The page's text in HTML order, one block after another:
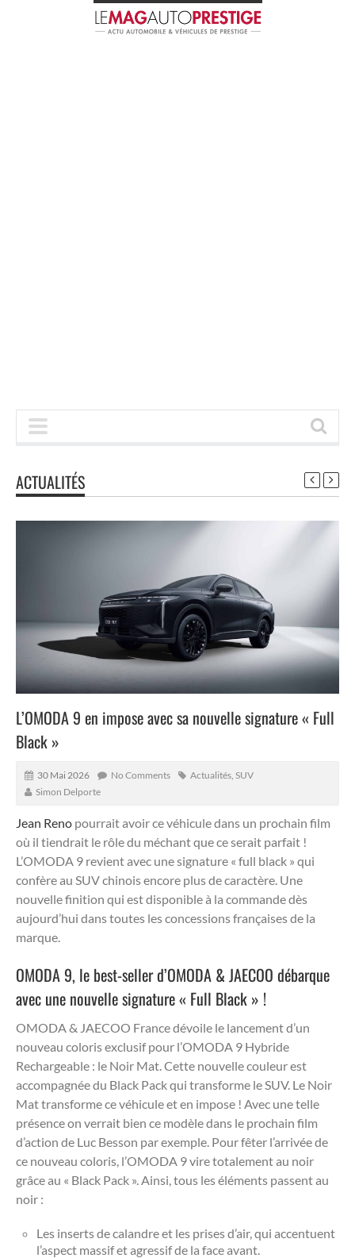
ACTUALITÉS
L’OMODA 9 en impose avec sa nouvelle signature « Full
Black »
30 Mai 2026 No Comments Actualités SUV
Simon Delporte
Jean Reno pourrait avoir ce véhicule dans un prochain film
où il tiendrait le rôle du méchant que ce serait parfait !
L’OMODA 9 revient avec une signature « full black » qui
confère au SUV chinois encore plus de caractère. Une
nouvelle finition qui est disponible à la commande dès
aujourd’hui dans toutes les concessions françaises de la
marque.
OMODA 9, le best-seller d’OMODA & JAECOO débarque
avec une nouvelle signature « Full Black » !
OMODA & JAECOO France dévoile le lancement d’un
nouveau coloris exclusif pour l’OMODA 9 Hybride
Rechargeable : le Noir Mat. Cette nouvelle couleur est
accompagnée du Black Pack qui transforme le SUV. Le Noir
Mat transforme ce véhicule et en impose ! Avec une telle
présence on verrait bien ce modèle dans le prochain film
d’action de Luc Besson par exemple. Pour fêter l’arrivée de
ce nouveau coloris, l’OMODA 9 vire totalement au noir
grâce au « Black Pack ». Ainsi, tous les éléments passent au
noir :
Les inserts de calandre et les prises d’air, qui accentuent
l’aspect massif et agressif de la face avant.